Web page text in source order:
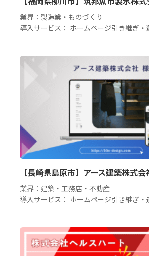
業界：製造業・ものづくり
導入サービス： ホームページ引き継ぎ・
【長崎県島原市】アース建築株式
業界：建築・工務店・不動産
導入サービス： ホームページ引き継ぎ・